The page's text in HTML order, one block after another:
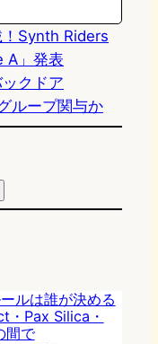
Synth Riders
A」発表
クドア
ループ関与か
ルは誰が決める
・Pax Silica・
間で